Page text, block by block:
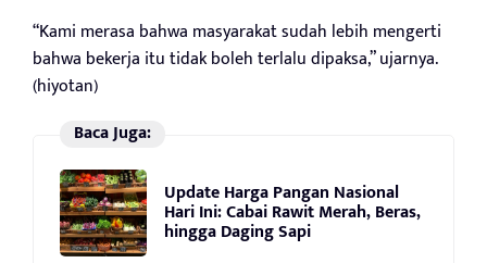
“Kami merasa bahwa masyarakat sudah lebih mengerti
bahwa bekerja itu tidak boleh terlalu dipaksa,” ujarnya.
(hiyotan)
Baca Juga:
Update Harga Pangan Nasional
Hari Ini: Cabai Rawit Merah, Beras,
hingga Daging Sapi